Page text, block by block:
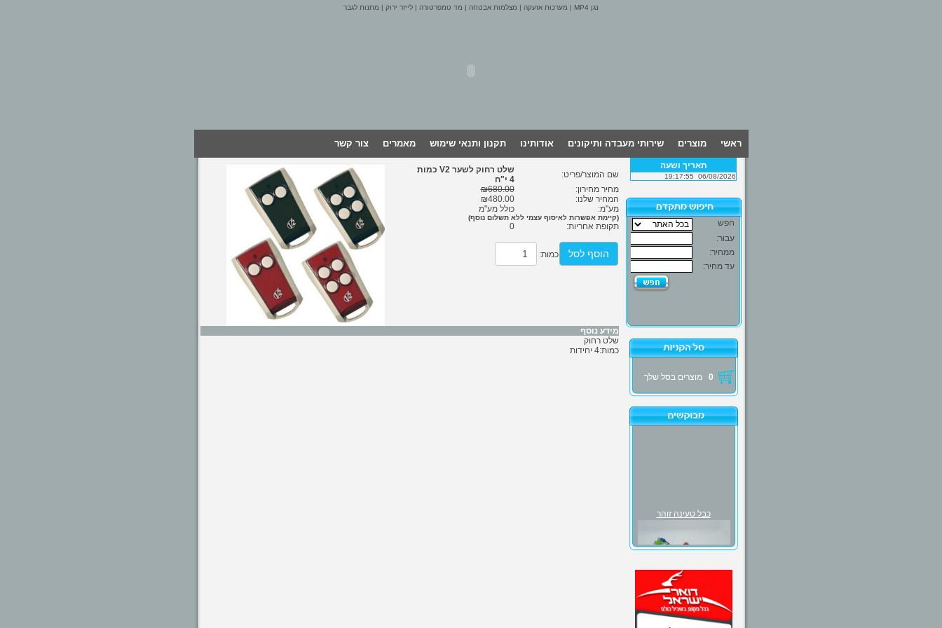
נגן MP4 | מערכות אזעקה | מצלמות אבטחה | מד טמפרטורה | לייזר ירוק | מתנות לגבר
ראשי מוצרים שירותי מעבדה ותיקונים אודותינו תקנון ותנאי שימוש מאמרים צור קשר
תאריך ושעה
06/08/2026
19:17:55
0 מוצרים בסל שלך
כבל טעינה זוהר
₪30.00
שם המוצר/פריט:
שלט רחוק לשער V2 כמות
4 י"ח
מחיר מחירון:
₪680.00
המחיר שלנו:
₪480.00
מע"מ:
כולל מע"מ
(קיימת אפשרות לאיסוף עצמי ללא תשלום נוסף)
תקופת אחריות: 0
הוסף לסל כמות:
מידע נוסף
שלט רחוק
כמות:4 יחידות